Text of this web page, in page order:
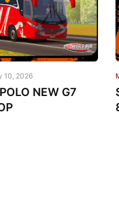
10, 2026
NEW G7